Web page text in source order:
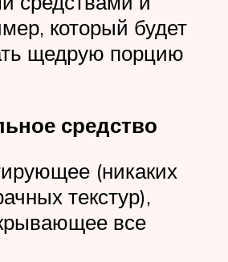
который будет
щедрую порцию
средство
(никаких
текстур),
все